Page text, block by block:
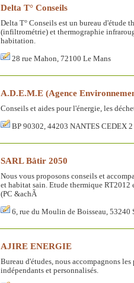
Delta T° Conseils
Delta T° Conseils est un bureau d'étude
(infiltrométrie) et thermographie
habitation.
28 rue Mahon, 72100 Le Mans
A.D.E.M.E (Agence
Conseils et aides pour l'énergie, les
BP 90302, 44203 NANTES CEDEX 2
SARL Bâtir 2050
Nous vous proposons conseils et
et habitat sain. Etude thermique RT2012
(PC &achÃ
6, rue du Moulin de Boisseau, 53240
AJIRE ENERGIE
Bureau d'études, nous accompagnons
indépendants et personnalisés.